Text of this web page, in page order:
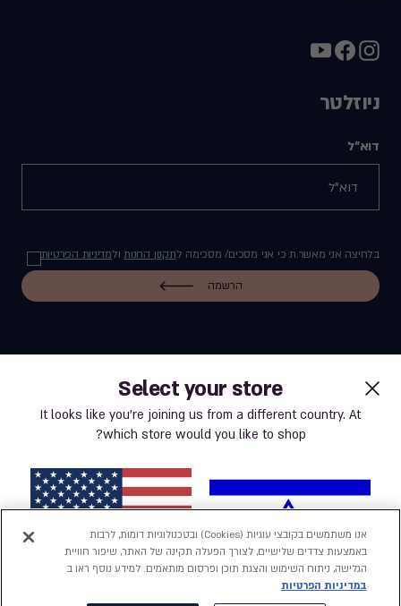
Select your store
It looks like you’re joining us from a different country. At
which store would you like to shop?
ניוזלטר
דוא"ל
בלחיצה אני מאשר.ת כי אני מסכים/ מסכימה לתקנון החנותולמדיניות הפרטיות
הרשמה
label.payment
תנאי שימוש באתר
מדיניות פרטיות
נְגִישׁוּת
הצהרת נגישות
אנו משתמשים בקובצי עוגיות (Cookies) ובטכנולוגיות דומות, לרבות
באמצעות צדדים שלישיים, לצורך הפעלה תקינה של האתר, שיפור חוויית
הגלישה, ניתוח השימוש והצגת תוכן ופרסום מותאמים. למידע נוסף ראו ב
במדיניות הפרטיות